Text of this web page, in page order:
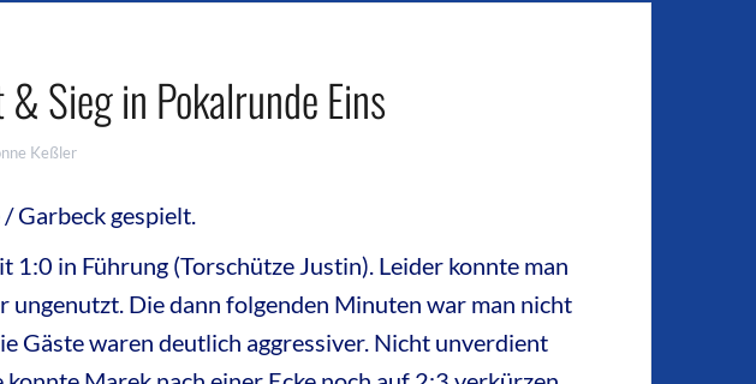
Sieg in Pokalrunde Eins
Keßler
Garbeck gespielt.
in Führung (Torschütze Justin). Leider konnte man
ungenutzt. Die dann folgenden Minuten war man nicht
Gäste waren deutlich aggressiver. Nicht unverdient